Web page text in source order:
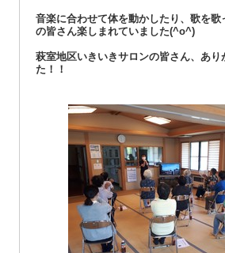
音楽に合わせて体を動かしたり、歌を歌
の皆さん楽しまれていました(^o^)
萩室地区いきいきサロンの皆さん、あり
た！！